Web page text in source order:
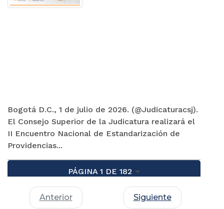
Bogotá D.C., 1 de julio de 2026. (@Judicaturacsj).
El Consejo Superior de la Judicatura realizará el
II Encuentro Nacional de Estandarización de
Providencias...
PÁGINA 1 DE 182
Anterior Siguiente